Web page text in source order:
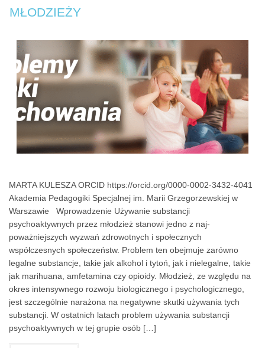
MŁODZIEŻY
MARTA KULESZA ORCID https://orcid.org/0000-0002-3432-4041
Akademia Pedagogiki Specjalnej im. Marii Grzegorzewskiej w
Warszawie Wprowadzenie Używanie substancji
psychoaktywnych przez młodzież stanowi jedno z naj-
poważniejszych wyzwań zdrowotnych i społecznych
współczesnych społeczeństw. Problem ten obejmuje zarówno
legalne substancje, takie jak alkohol i tytoń, jak i nielegalne, takie
jak marihuana, amfetamina czy opioidy. Młodzież, ze względu na
okres intensywnego rozwoju biologicznego i psychologicznego,
jest szczególnie narażona na negatywne skutki używania tych
substancji. W ostatnich latach problem używania substancji
psychoaktywnych w tej grupie osób […]